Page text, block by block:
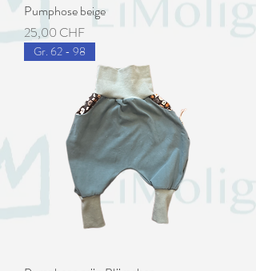
Pumphose beige
Preis
25,00 CHF
Gr. 62 - 98